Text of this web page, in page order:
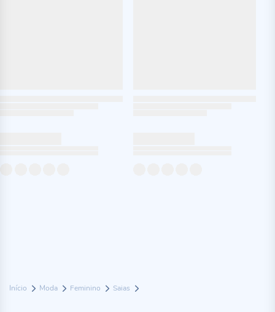
Início Moda Feminino Saias